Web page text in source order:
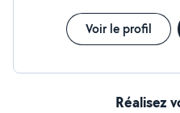
Voir le profil
Réalisez